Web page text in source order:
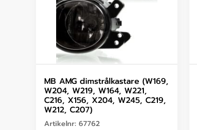
MB AMG dimstrålkastare (W169,
W204, W219, W164, W221,
C216, X156, X204, W245, C219,
W212, C207)
Artikelnr: 67762